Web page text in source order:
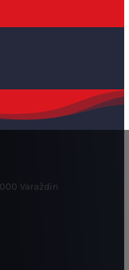
Varaždin